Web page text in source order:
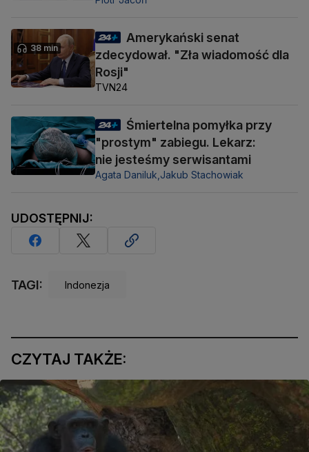
38 min
Amerykański senat
zdecydował. "Zła wiadomość dla
Rosji"
TVN24
Śmiertelna pomyłka przy
"prostym" zabiegu. Lekarz:
nie jesteśmy serwisantami
Agata Daniluk, Jakub Stachowiak
UDOSTĘPNIJ:
TAGI: Indonezja
CZYTAJ TAKŻE: